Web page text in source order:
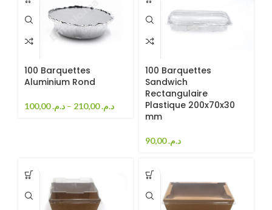
100 Barquettes
Aluminium Rond
د.م.100,00 – د.م.210,00
100 Barquettes
Sandwich
Rectangulaire
Plastique 200x70x30
mm
د.م.90,00